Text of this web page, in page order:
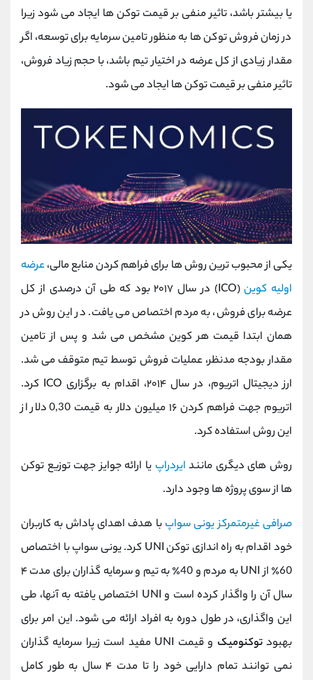
یا بیشتر باشد، تاثیر منفی بر قیمت توکن ها ایجاد می شود زیرا
در زمان فروش توکن ها به منظور تامین سرمایه برای توسعه، اگر
مقدار زیادی از کل عرضه در اختیار تیم باشد، با حجم زیاد فروش،
تاثیر منفی بر قیمت توکن ها ایجاد می شود.
یکی از محبوب ترین روش ها برای فراهم کردن منابع مالی،عرضه
اولیه کوین
(ICO) در سال ۲۰۱۷ بود که طی آن درصدی از کل
عرضه برای فروش، به مردم اختصاص می یافت. در این روش در
همان ابتدا قیمت هر کوین مشخص می شد و پس از تامین
مقدار بودجه مدنظر، عملیات فروش توسط تیم متوقف می شد.
ارز دیجیتال اتریوم، در سال ۲۰۱۴، اقدام به برگزاری ICO کرد.
اتریوم جهت فراهم کردن ۱۶ میلیون دلار به قیمت 0,30 دلار از
این روش استفاده کرد.
روش های دیگری مانند ایردراپ یا ارائه جوایز جهت توزیع توکن
ها از سوی پروژه ها وجود دارد.
صرافی غیرمتمرکز یونی سواپ با هدف اهدای پاداش به کاربران
خود اقدام به راه اندازی توکن UNI کرد. یونی سواپ با اختصاص
60٪ از UNI به مردم و 40٪ به تیم و سرمایه گذاران برای مدت ۴
سال آن را واگذار کرده است و UNI اختصاص یافته به آنها، طی
این واگذاری، در طول دوره به افراد ارائه می شود. این امر برای
بهبودتوکنومیک
و قیمت UNI مفید است زیرا سرمایه گذاران
نمی توانند تمام دارایی خود را تا مدت ۴ سال به طور کامل